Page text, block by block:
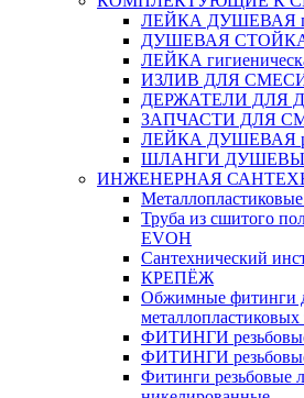
ЛЕЙКА ДУШЕВАЯ
ДУШЕВАЯ
ЛЕЙКА
ИЗЛИВ ДЛЯ
ДЕРЖАТЕЛИ ДЛЯ
ЗАПЧАСТИ ДЛЯ
ЛЕЙКА ДУШЕВАЯ
ШЛАНГИ
ИНЖЕНЕРНАЯ
Труба из сшитого
EVOH
Сантехнический
КРЕПЁЖ
Обжимные фитинги
металлопластиковых
ФИТИНГИ
ФИТИНГИ
Фитинги резьбовые